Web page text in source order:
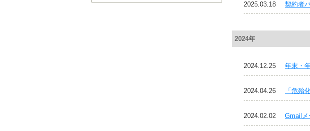
2025.03.18 契約者
2024年
2024.12.25 年末・
2024.04.26 「危殆
2024.02.02 Gmailメ